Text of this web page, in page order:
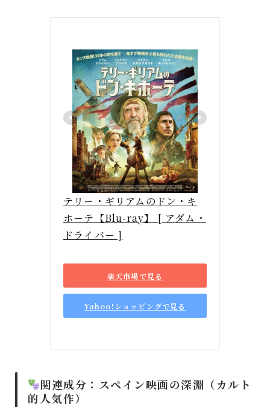
テリー・ギリアムのドン・キ
ホーテ【Blu-ray】 [ アダム・
ドライバー ]
楽天市場で見る
Yahoo!ショッピングで見る
関連成分：スペイン映画の深淵（カルト
的人気作）